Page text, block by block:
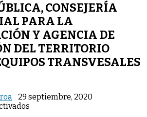
CONSEJERÍA
PARA LA
Y AGENCIA DE
DEL TERRITORIO
TRANSVESALES
29 septiembre, 2020